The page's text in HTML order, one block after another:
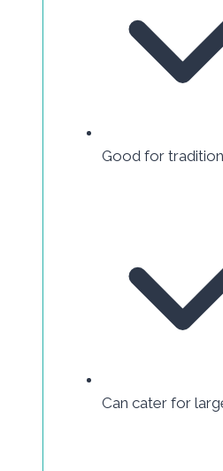
Good for
Can cater for